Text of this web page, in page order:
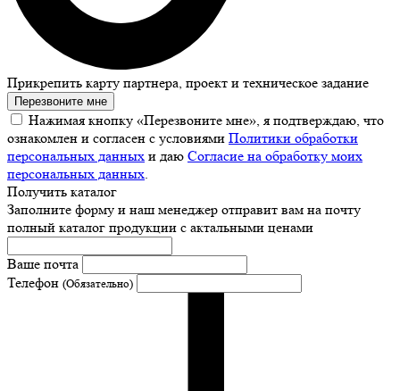
Прикрепить карту партнера, проект и техническое задание
Перезвоните мне
Нажимая кнопку «Перезвоните мне», я подтверждаю, что
ознакомлен и согласен с условиями Политики обработки
персональных данных и даю Согласие на обработку моих
персональных данных.
Получить каталог
Заполните форму и наш менеджер отправит вам на почту
полный каталог продукции с актальными ценами
Ваше почта
Телефон (Обязательно)